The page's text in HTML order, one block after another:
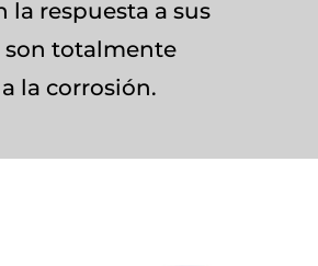
la respuesta a sus
son totalmente
la corrosión.